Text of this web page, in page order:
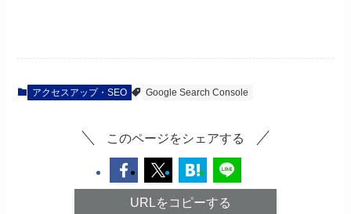
アクセスアップ・SEO Google Search Console
このページをシェアする
URLをコピーする